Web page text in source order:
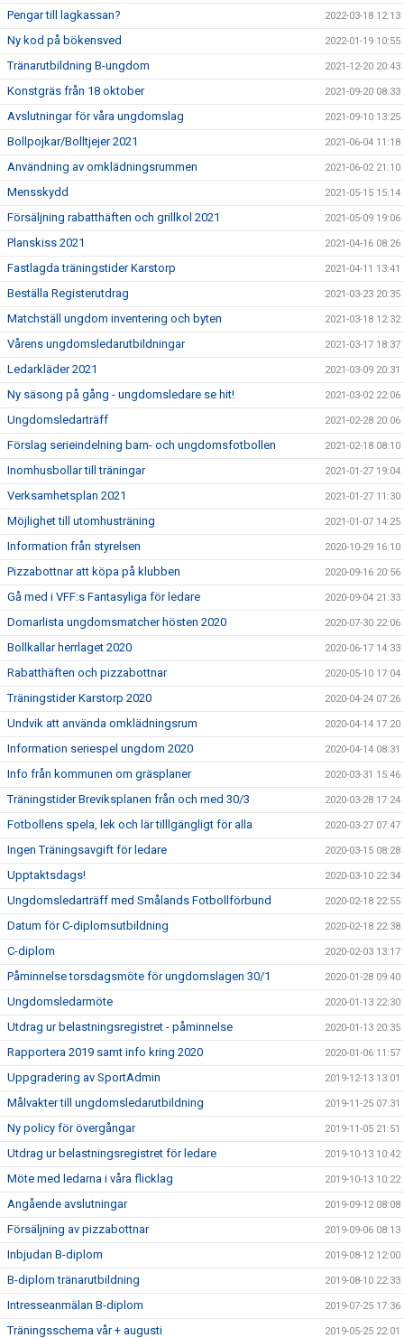
Pengar till lagkassan? 2022-03-18 12:13
Ny kod på bökensved 2022-01-19 10:55
Tränarutbildning B-ungdom 2021-12-20 20:43
Konstgräs från 18 oktober 2021-09-20 08:33
Avslutningar för våra ungdomslag 2021-09-10 13:25
Bollpojkar/Bolltjejer 2021 2021-06-04 11:18
Användning av omklädningsrummen 2021-06-02 21:10
Mensskydd 2021-05-15 15:14
Försäljning rabatthäften och grillkol 2021 2021-05-09 19:06
Planskiss 2021 2021-04-16 08:26
Fastlagda träningstider Karstorp 2021-04-11 13:41
Beställa Registerutdrag 2021-03-23 20:35
Matchställ ungdom inventering och byten 2021-03-18 12:32
Vårens ungdomsledarutbildningar 2021-03-17 18:37
Ledarkläder 2021 2021-03-09 20:31
Ny säsong på gång - ungdomsledare se hit! 2021-03-02 22:06
Ungdomsledarträff 2021-02-28 20:06
Förslag serieindelning barn- och ungdomsfotbollen 2021-02-18 08:10
Inomhusbollar till träningar 2021-01-27 19:04
Verksamhetsplan 2021 2021-01-27 11:30
Möjlighet till utomhusträning 2021-01-07 14:25
Information från styrelsen 2020-10-29 16:10
Pizzabottnar att köpa på klubben 2020-09-16 20:56
Gå med i VFF:s Fantasyliga för ledare 2020-09-04 21:33
Domarlista ungdomsmatcher hösten 2020 2020-07-30 22:06
Bollkallar herrlaget 2020 2020-06-17 14:33
Rabatthäften och pizzabottnar 2020-05-10 17:04
Träningstider Karstorp 2020 2020-04-24 07:26
Undvik att använda omklädningsrum 2020-04-14 17:20
Information seriespel ungdom 2020 2020-04-14 08:31
Info från kommunen om gräsplaner 2020-03-31 15:46
Träningstider Breviksplanen från och med 30/3 2020-03-28 17:24
Fotbollens spela, lek och lär tilllgängligt för alla 2020-03-27 07:47
Ingen Träningsavgift för ledare 2020-03-15 08:28
Upptaktsdags! 2020-03-10 22:34
Ungdomsledarträff med Smålands Fotbollförbund 2020-02-18 22:55
Datum för C-diplomsutbildning 2020-02-18 22:38
C-diplom 2020-02-03 13:17
Påminnelse torsdagsmöte för ungdomslagen 30/1 2020-01-28 09:40
Ungdomsledarmöte 2020-01-13 22:30
Utdrag ur belastningsregistret - påminnelse 2020-01-13 20:35
Rapportera 2019 samt info kring 2020 2020-01-06 11:57
Uppgradering av SportAdmin 2019-12-13 13:01
Målvakter till ungdomsledarutbildning 2019-11-25 07:31
Ny policy för övergångar 2019-11-05 21:51
Utdrag ur belastningsregistret för ledare 2019-10-13 10:42
Möte med ledarna i våra flicklag 2019-10-13 10:22
Angående avslutningar 2019-09-12 08:08
Försäljning av pizzabottnar 2019-09-06 08:13
Inbjudan B-diplom 2019-08-12 12:00
B-diplom tränarutbildning 2019-08-10 22:33
Intresseanmälan B-diplom 2019-07-25 17:36
Träningsschema vår + augusti 2019-05-25 22:01